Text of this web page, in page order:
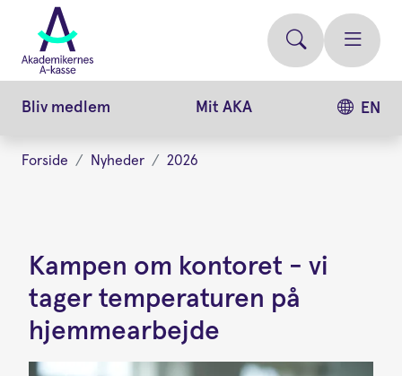
videre
hovedindhold
Bliv medlem Mit AKA EN
Forside Nyheder 2026
Kampen om kontoret - vi
tager temperaturen på
hjemmearbejde